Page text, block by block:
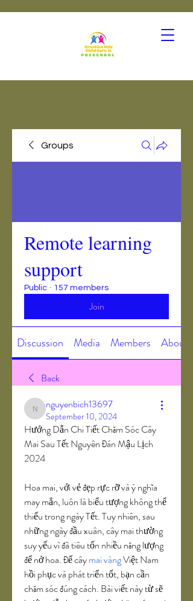
Groups
Remote learning
support
Public · 157 members
Join
Discussion Media Members About
Back
nguyenbich13697
nguyenbich13697
September 10, 2024
Hướng Dẫn Chi Tiết Chăm Sóc Cây
Mai Sau Tết Nguyên Đán Mậu Lịch
2024
Hoa mai, với vẻ đẹp rực rỡ và ý nghĩa
may mắn, luôn là biểu tượng không thể
thiếu trong ngày Tết. Tuy nhiên, sau
những ngày đầu xuân, cây mai thường
suy yếu vì đã tiêu tốn nhiều năng lượng
để nở hoa. Để cây mai vàng Việt Nam
hồi phục và phát triển tốt, bạn cần
chăm sóc đúng cách. Bài viết này từ sẽ